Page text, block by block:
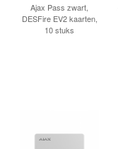
Ajax Pass zwart,
DESFire EV2 kaarten,
10 stuks